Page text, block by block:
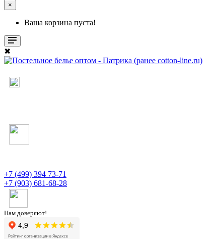
×
Ваша корзина пуста!
✖
+7 (499) 394 73-71
+7 (903) 681-68-28
Нам доверяют!